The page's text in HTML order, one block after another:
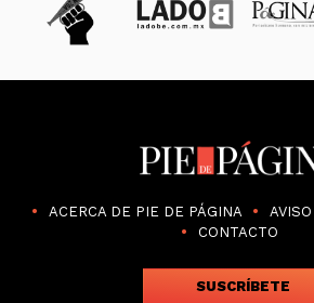
ACERCA DE PIE DE PÁGINA
CONTACTO
SUSCRÍBETE